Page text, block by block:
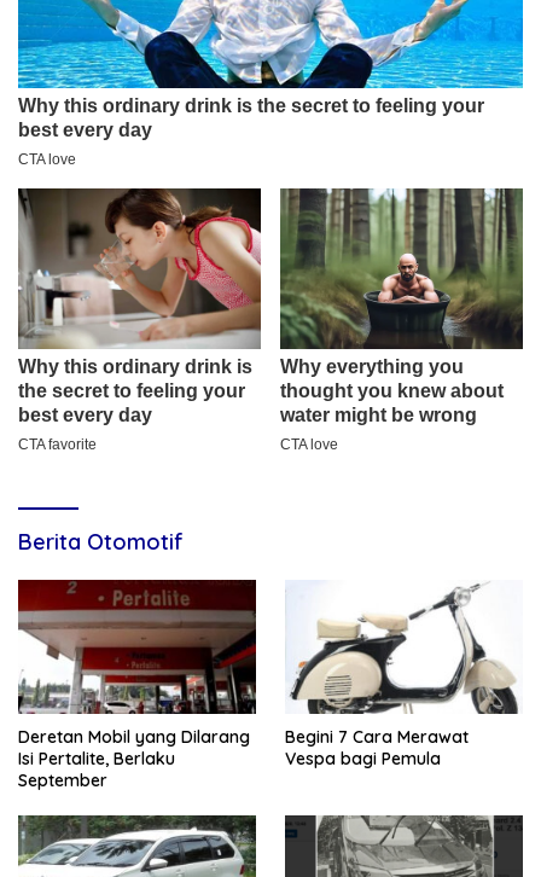
Berita Otomotif
Deretan Mobil yang Dilarang
Isi Pertalite, Berlaku
September
Begini 7 Cara Merawat
Vespa bagi Pemula